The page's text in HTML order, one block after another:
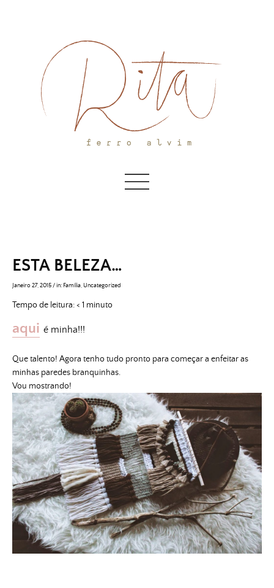
ESTA BELEZA…
Janeiro 27, 2015/in: Família Uncategorized
Tempo de leitura:< 1 minuto
aqui é minha!!!
Que talento! Agora tenho tudo pronto para começar a enfeitar as
minhas paredes branquinhas.
Vou mostrando!